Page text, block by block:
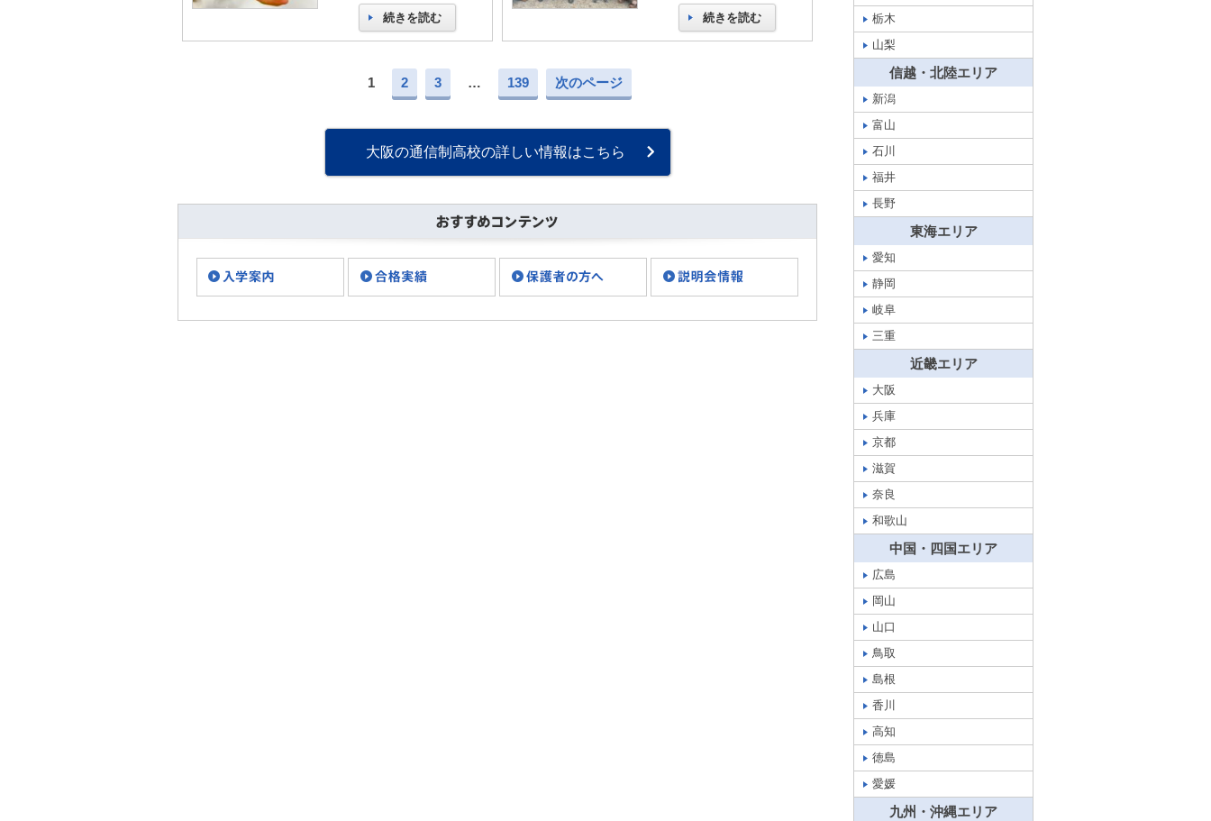
続きを読む 続きを読む
1 2 3 … 139 次のページ
大阪の通信制高校の詳しい情報はこちら
栃木
山梨
信越・北陸エリア
新潟
富山
石川
福井
長野
東海エリア
愛知
静岡
岐阜
三重
近畿エリア
大阪
兵庫
京都
滋賀
奈良
和歌山
中国・四国エリア
広島
岡山
山口
鳥取
島根
香川
高知
徳島
愛媛
九州・沖縄エリア